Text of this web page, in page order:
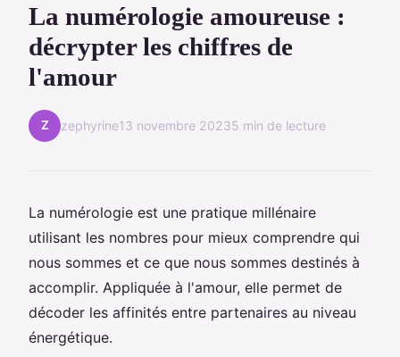
La numérologie amoureuse :
décrypter les chiffres de
l'amour
Z zephyrine13 novembre 20235 min de lecture
La numérologie est une pratique millénaire
utilisant les nombres pour mieux comprendre qui
nous sommes et ce que nous sommes destinés à
accomplir. Appliquée à l'amour, elle permet de
décoder les affinités entre partenaires au niveau
énergétique.